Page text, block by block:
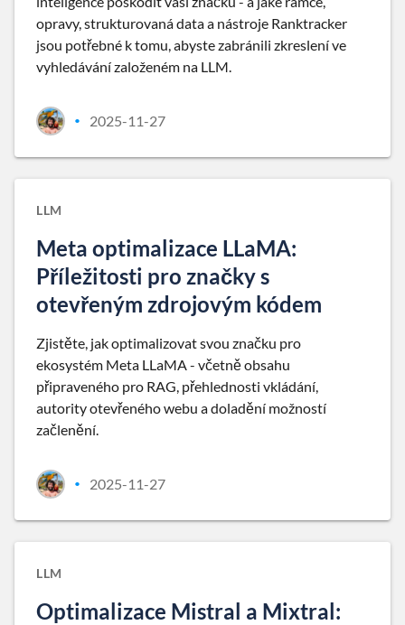
opravy, strukturovaná data a nástroje Ranktracker
jsou potřebné k tomu, abyste zabránili zkreslení ve
vyhledávání založeném na LLM.
• 2025-11-27
LLM
Meta optimalizace LLaMA:
Příležitosti pro značky s
otevřeným zdrojovým kódem
Zjistěte, jak optimalizovat svou značku pro
ekosystém Meta LLaMA - včetně obsahu
připraveného pro RAG, přehlednosti vkládání,
autority otevřeného webu a doladění možností
začlenění.
• 2025-11-27
LLM
Optimalizace Mistral a Mixtral: